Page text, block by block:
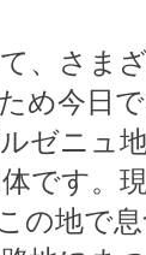
、さま
め今日
ゼニュ
です。
の地で